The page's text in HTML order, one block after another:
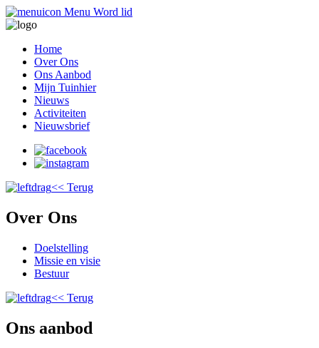
Menu Word lid
Home
Over Ons
Ons Aanbod
Mijn Tuinhier
Nieuws
Activiteiten
Nieuwsbrief
<< Terug
Over Ons
Doelstelling
Missie en visie
Bestuur
<< Terug
Ons aanbod